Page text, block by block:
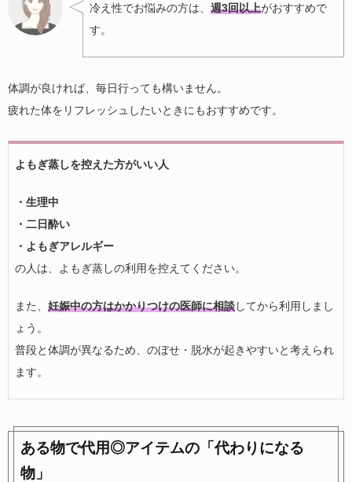
冷え性でお悩みの方は、 週3回以上がおすすめで
す。
体調が良ければ、毎日行っても構いません。
疲れた体をリフレッシュしたいときにもおすすめです。
よもぎ蒸しを控えた方がいい人
・生理中
・二日酔い
・よもぎアレルギー
の人は、よもぎ蒸しの利用を控えてください。
また、 妊娠中の方はかかりつけの医師に相談してから利用しまし
ょう。
普段と体調が異なるため、のぼせ・脱水が起きやすいと考えられ
ます。
ある物で代用◎アイテムの「代わりになる
物」